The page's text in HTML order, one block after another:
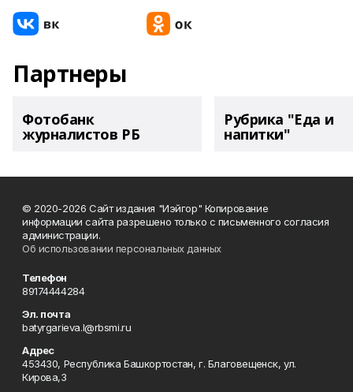
Партнеры
Фотобанк
журналистов РБ
Рубрика "Еда и
напитки"
© 2020-2026 Сайт издания "Иэйгор" Копирование
информации сайта разрешено только с письменного согласия
администрации.
Об использовании персональных данных
Телефон
89174444284
Эл. почта
batyrgarieva.l@rbsmi.ru
Адрес
453430, Республика Башкортостан, г. Благовещенск, ул.
Кирова,3